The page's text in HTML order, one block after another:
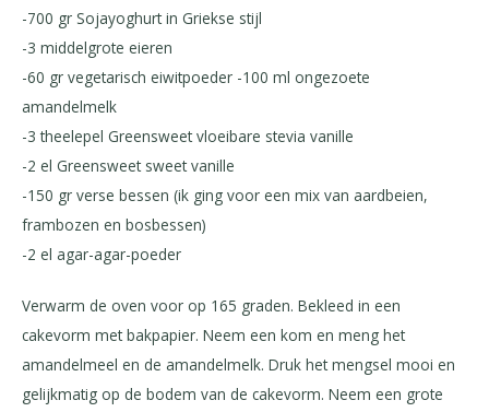
-700 gr Sojayoghurt in Griekse stijl
-3 middelgrote eieren
-60 gr vegetarisch eiwitpoeder -100 ml ongezoete
amandelmelk
-3 theelepel Greensweet vloeibare stevia vanille
-2 el Greensweet sweet vanille
-150 gr verse bessen (ik ging voor een mix van aardbeien,
frambozen en bosbessen)
-2 el agar-agar-poeder
Verwarm de oven voor op 165 graden. Bekleed in een
cakevorm met bakpapier. Neem een kom en meng het
amandelmeel en de amandelmelk. Druk het mengsel mooi en
gelijkmatig op de bodem van de cakevorm. Neem een grote